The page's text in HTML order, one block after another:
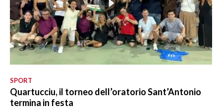
SPORT
Quartucciu, il torneo dell’oratorio Sant’Antonio
termina in festa